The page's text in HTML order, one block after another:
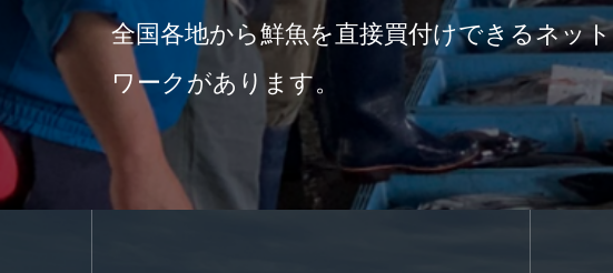
全国各地から鮮魚を直接買付けできるネット
ワークがあります。